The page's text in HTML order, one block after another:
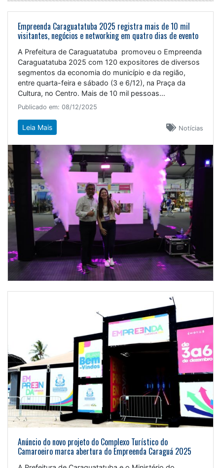
Empreenda Caraguatatuba 2025 registra mais de 10 mil
visitantes, negócios e networking em quatro dias de evento
A Prefeitura de Caraguatatuba promoveu o Empreenda
Caraguatatuba 2025 com 120 expositores de diversos
segmentos da economia do município e da região,
entre quarta-feira e sábado (3 e 6/12), na Praça da
Cultura, no Centro. Mais de 10 mil pessoas...
Publicado em: 08/12/2025
Notícias
Leia Mais
Anúncio do novo projeto do Complexo Turístico do
Camaroeiro marca abertura do Empreenda Caraguá 2025